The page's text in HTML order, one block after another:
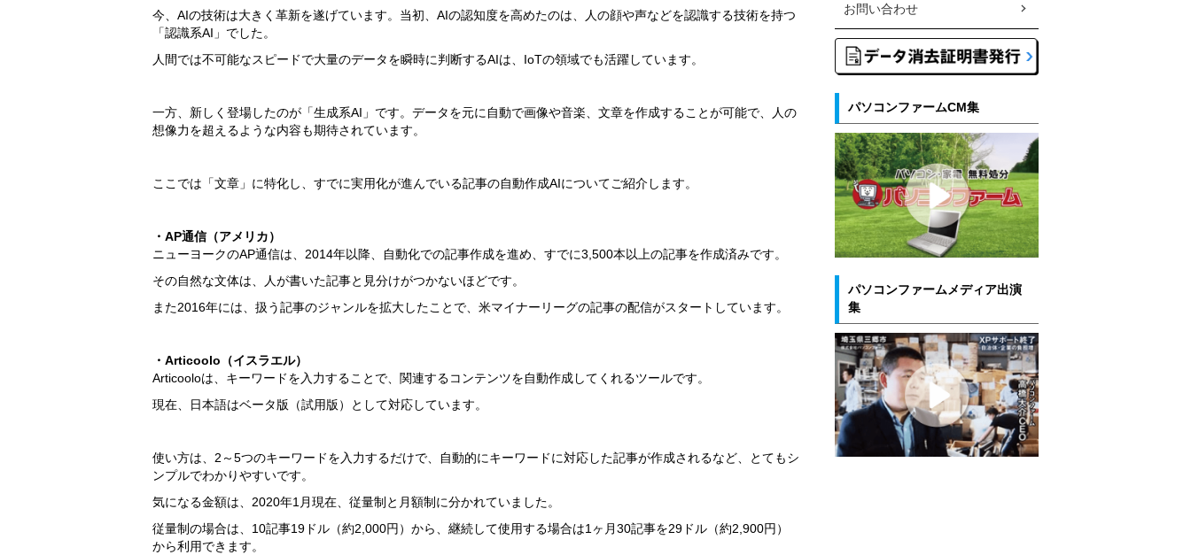
今、AIの技術は大きく革新を遂げています。当初、AIの認知度を高めたのは、人の顔や声などを認識する技術を持つ
「認識系AI」でした。
人間では不可能なスピードで大量のデータを瞬時に判断するAIは、IoTの領域でも活躍しています。
一方、新しく登場したのが「生成系AI」です。データを元に自動で画像や音楽、文章を作成することが可能で、人の
想像力を超えるような内容も期待されています。
ここでは「文章」に特化し、すでに実用化が進んでいる記事の自動作成AIについてご紹介します。
・AP通信（アメリカ）
ニューヨークのAP通信は、2014年以降、自動化での記事作成を進め、すでに3,500本以上の記事を作成済みです。
その自然な文体は、人が書いた記事と見分けがつかないほどです。
また2016年には、扱う記事のジャンルを拡大したことで、米マイナーリーグの記事の配信がスタートしています。
・Articoolo（イスラエル）
Articooloは、キーワードを入力することで、関連するコンテンツを自動作成してくれるツールです。
現在、日本語はベータ版（試用版）として対応しています。
使い方は、2～5つのキーワードを入力するだけで、自動的にキーワードに対応した記事が作成されるなど、とてもシ
ンプルでわかりやすいです。
気になる金額は、2020年1月現在、従量制と月額制に分かれていました。
従量制の場合は、10記事19ドル（約2,000円）から、継続して使用する場合は1ヶ月30記事を29ドル（約2,900円）
から利用できます。
お問い合わせ
パソコンファームCM集
パソコンファームメディア出演
集